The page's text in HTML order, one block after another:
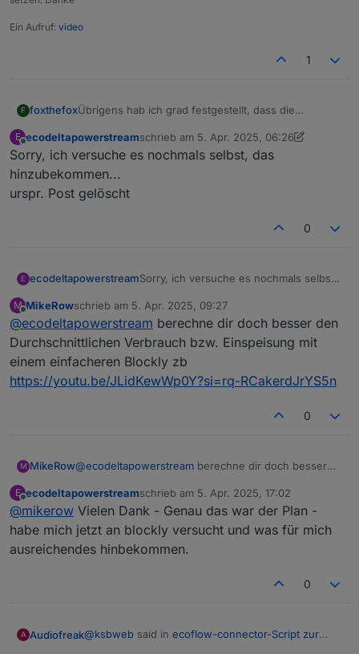
Ein Aufruf: video
1
F foxthefoxÜbrigens hab ich grad festgestellt, dass die
auch über permanentWatts steuert. Erkannt durch
die permanenten Updates für den Datenpunkt. Also
nicht der Datenpunkt für die dynamische hauslast.
Wahrscheinlich eine Folge aus deren Architektur,
aber ich mach mir nun weniger Gedanken wegen
E
Offline
ecodeltapowerstreamschrieb am 5. Apr. 2025, 06:26
zuletzt editiert von ecodeltapowerstream
Sorry, ich versuche es nochmals selbst, das
hinzubekommen...
urspr. Post gelöscht
0
E ecodeltapowerstreamSorry, ich versuche es nochmals selbst,
urspr. Post gelöscht
M
Offline
MikeRowschrieb am 5. Apr. 2025, 09:27
zuletzt editiert von
@ecodeltapowerstream berechne dir doch besser den
Durchschnittlichen Verbrauch bzw. Einspeisung mit
einem einfacheren Blockly zb
https://youtu.be/JLidKewWp0Y?si=rq-RCakerdJrYS5n
0
M MikeRow@ecodeltapowerstream berechne dir doch besser
mit einem einfacheren Blockly zb
https://youtu.be/JLidKewWp0Y?si=rq-
RCakerdJrYS5n
E
Offline
ecodeltapowerstreamschrieb am 5. Apr. 2025, 17:02
zuletzt editiert von
@mikerow Vielen Dank - Genau das war der Plan -
habe mich jetzt an blockly versucht und was für mich
ausreichendes hinbekommen.
0
A Audiofreak@ksbweb said in ecoflow-connector-Script zur